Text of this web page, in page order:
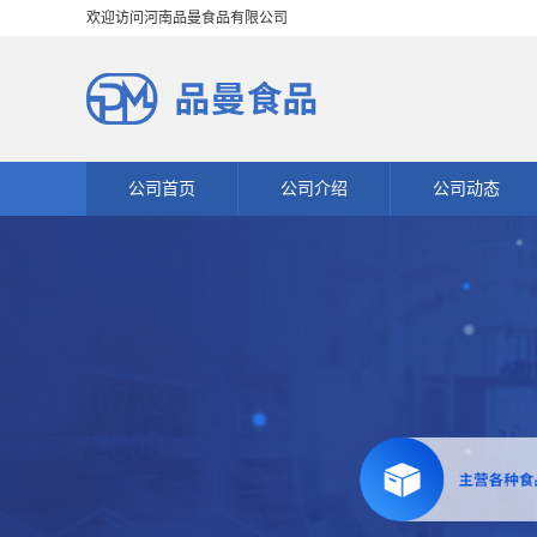
欢迎访问河南品曼食品有限公司
公司首页 公司介绍 公司动态